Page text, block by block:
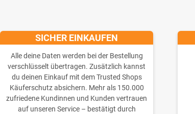
SICHER EINKAUFEN
Alle deine Daten werden bei der Bestellung
verschlüsselt übertragen. Zusätzlich kannst
du deinen Einkauf mit dem Trusted Shops
Käuferschutz absichern. Mehr als 150.000
zufriedene Kundinnen und Kunden vertrauen
auf unseren Service – bestätigt durch